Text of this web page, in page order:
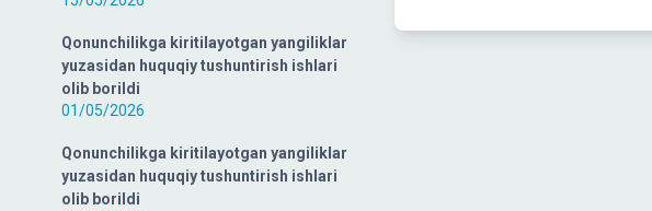
Qonunchilikga kiritilayotgan yangiliklar
yuzasidan huquqiy tushuntirish ishlari
olib borildi
01/05/2026
Qonunchilikga kiritilayotgan yangiliklar
yuzasidan huquqiy tushuntirish ishlari
olib borildi